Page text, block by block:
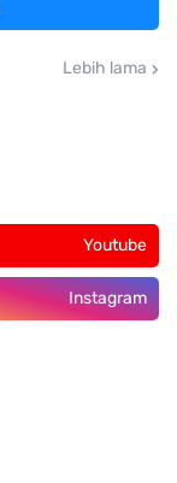
Lebih lama
Youtube
Instagram